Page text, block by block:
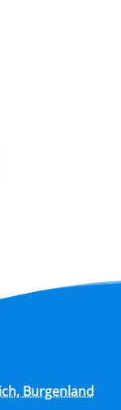
Burgenland